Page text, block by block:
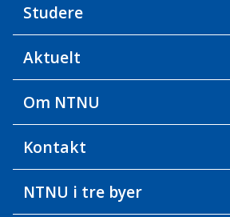
Studere
Aktuelt
Om NTNU
Kontakt
NTNU i tre byer